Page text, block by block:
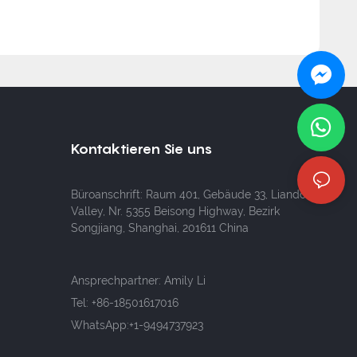
Kontaktieren Sie uns
Büroanschrift: Raum 401, Gebäude 33, Liando U
Valley, Nr. 5355 Beisong Highway, Bezirk
Songjiang, Shanghai, 201611 China
Ansprechpartner: Amily Li
Tel: +86-18501617016
WhatsApp:+1-9494737923